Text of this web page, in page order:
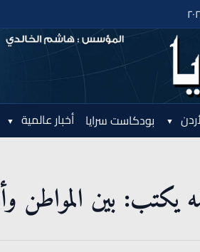
بودكاست سرايا أخبار عالمية
يكتب: بين المواطن